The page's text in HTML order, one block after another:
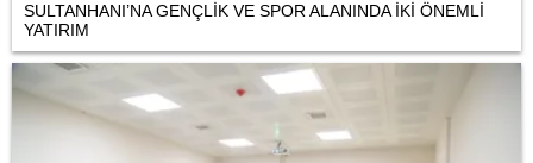
SULTANHANI’NA GENÇLİK VE SPOR ALANINDA İKİ ÖNEMLİ
YATIRIM